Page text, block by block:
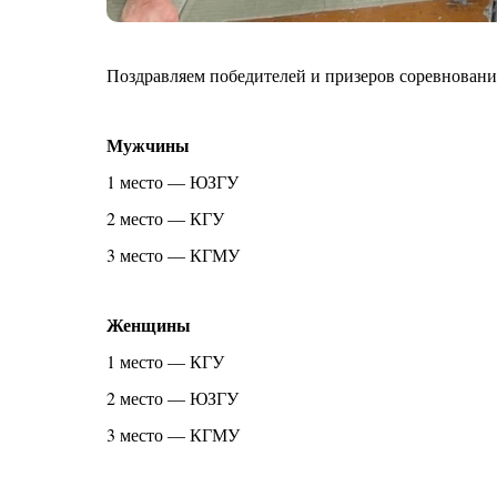
Поздравляем победителей и призеров
Мужчины
1 место — ЮЗГУ
2 место — КГУ
3 место — КГМУ
Женщины
1 место — КГУ
2 место — ЮЗГУ
3 место — КГМУ